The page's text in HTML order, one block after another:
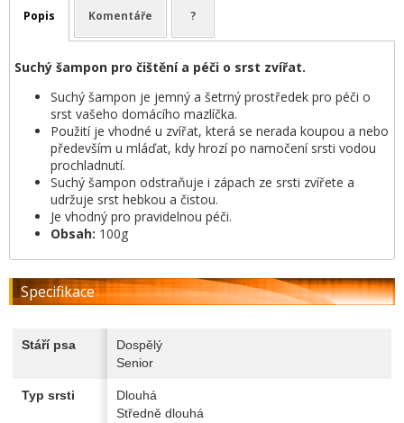
Popis Komentáře ?
Suchý šampon pro čištění a péči o srst zvířat.
Suchý šampon je jemný a šetrný prostředek pro péči o
srst vašeho domácího mazlíčka.
Použití je vhodné u zvířat, která se nerada koupou a nebo
především u mláďat, kdy hrozí po namočení srsti vodou
prochladnutí.
Suchý šampon odstraňuje i zápach ze srsti zvířete a
udržuje srst hebkou a čistou.
Je vhodný pro pravidelnou péči.
Obsah: 100g
Specifikace
Stáří psa
Dospělý
Senior
Typ srsti
Dlouhá
Středně dlouhá